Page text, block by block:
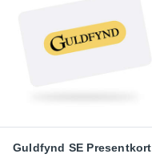
Guldfynd SE Presentkort